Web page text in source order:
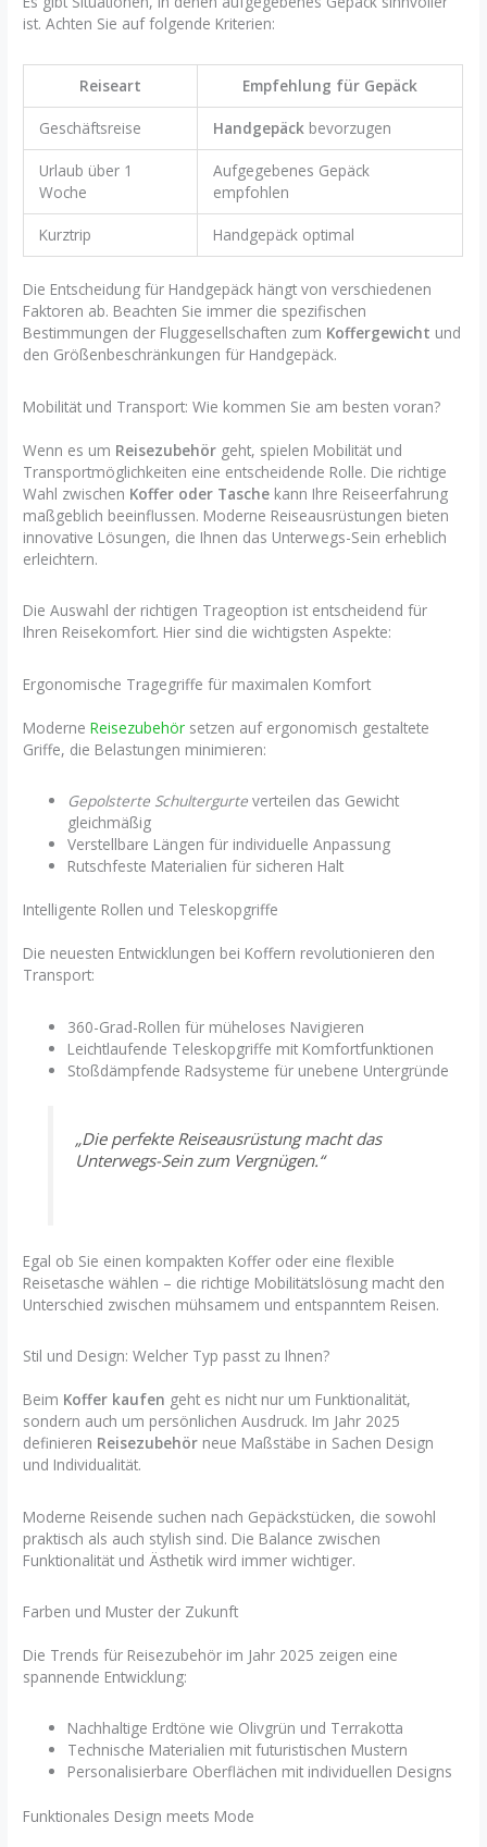
ist. Achten Sie auf folgende Kriterien:
Reiseart Empfehlung für Gepäck
Geschäftsreise Handgepäckbevorzugen
Urlaub über 1
Woche
Aufgegebenes Gepäck
empfohlen
Kurztrip Handgepäck optimal
Die Entscheidung für Handgepäck hängt von verschiedenen
Faktoren ab. Beachten Sie immer die spezifischen
Bestimmungen der Fluggesellschaften zum Koffergewicht und
den Größenbeschränkungen für Handgepäck.
Mobilität und Transport: Wie kommen Sie am besten voran?
Wenn es um Reisezubehör geht, spielen Mobilität und
Transportmöglichkeiten eine entscheidende Rolle. Die richtige
Wahl zwischen Koffer oder Tasche kann Ihre Reiseerfahrung
maßgeblich beeinflussen. Moderne Reiseausrüstungen bieten
innovative Lösungen, die Ihnen das Unterwegs-Sein erheblich
erleichtern.
Die Auswahl der richtigen Trageoption ist entscheidend für
Ihren Reisekomfort. Hier sind die wichtigsten Aspekte:
Ergonomische Tragegriffe für maximalen Komfort
ModerneReisezubehör setzen auf ergonomisch gestaltete
Griffe, die Belastungen minimieren:
Gepolsterte Schultergurte verteilen das Gewicht
gleichmäßig
Verstellbare Längen für individuelle Anpassung
Rutschfeste Materialien für sicheren Halt
Intelligente Rollen und Teleskopgriffe
Die neuesten Entwicklungen bei Koffern revolutionieren den
Transport:
360-Grad-Rollen für müheloses Navigieren
Leichtlaufende Teleskopgriffe mit Komfortfunktionen
Stoßdämpfende Radsysteme für unebene Untergründe
„Die perfekte Reiseausrüstung macht das
Unterwegs-Sein zum Vergnügen.“
Egal ob Sie einen kompakten Koffer oder eine flexible
Reisetasche wählen – die richtige Mobilitätslösung macht den
Unterschied zwischen mühsamem und entspanntem Reisen.
Stil und Design: Welcher Typ passt zu Ihnen?
Beim Koffer kaufen geht es nicht nur um Funktionalität,
sondern auch um persönlichen Ausdruck. Im Jahr 2025
definieren Reisezubehör neue Maßstäbe in Sachen Design
und Individualität.
Moderne Reisende suchen nach Gepäckstücken, die sowohl
praktisch als auch stylish sind. Die Balance zwischen
Funktionalität und Ästhetik wird immer wichtiger.
Farben und Muster der Zukunft
Die Trends für Reisezubehör im Jahr 2025 zeigen eine
spannende Entwicklung:
Nachhaltige Erdtöne wie Olivgrün und Terrakotta
Technische Materialien mit futuristischen Mustern
Personalisierbare Oberflächen mit individuellen Designs
Funktionales Design meets Mode